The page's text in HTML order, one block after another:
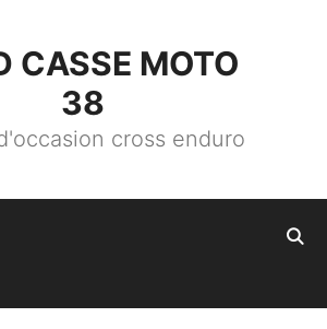
CASSE MOTO
38
cross enduro